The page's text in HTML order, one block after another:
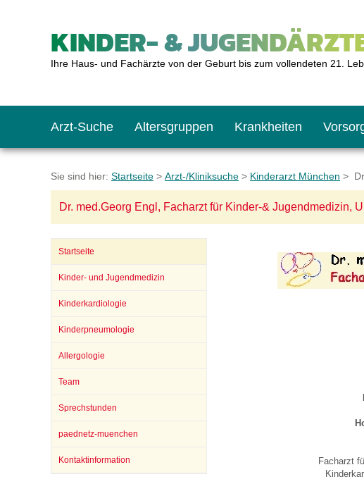
KINDER- &
Ihre Haus- und Fachärzte von der Geburt bis zum vollendeten 21.
Arzt-Suche Altersgruppen
Das erste Jahr
Krankheiten
Baby: U1 bis U6
Schulkind: U10 bis U11
Impfkalender
Was muss man beachten?
Notrufnummern
Hausapotheke
Notdienste
Gesundheitsämter
BMI-Rechner
Blutdruckrechner
Empfehlungen zum
Sie sind hier: Startseite > Arzt-/Kliniksuche > Kinderarzt München >
Dr. med.Georg Engl, Facharzt für Kinder-& Jugendmedizin,
Startseite
Kinder- und Jugendmedizin
Kinderkardiologie
Kinderpneumologie
Allergologie
Team
Sprechstunden
paednetz-muenchen
Kontaktinformation
Facharzt